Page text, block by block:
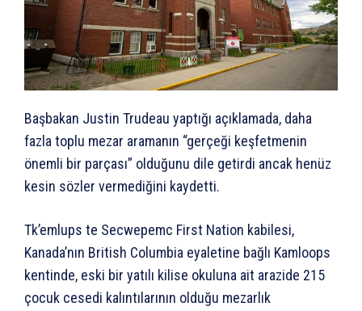
Başbakan Justin Trudeau yaptığı açıklamada, daha
fazla toplu mezar aramanın “gerçeği keşfetmenin
önemli bir parçası” olduğunu dile getirdi ancak henüz
kesin sözler vermediğini kaydetti.
Tk’emlups te Secwepemc First Nation kabilesi,
Kanada’nın British Columbia eyaletine bağlı Kamloops
kentinde, eski bir yatılı kilise okuluna ait arazide 215
çocuk cesedi kalıntılarının olduğu mezarlık